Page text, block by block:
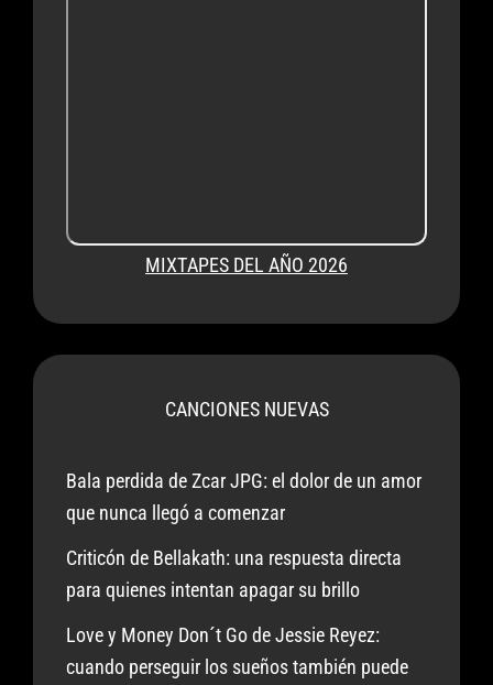
MIXTAPES DEL AÑO 2026
CANCIONES NUEVAS
Bala perdida de Zcar JPG: el dolor de un amor
que nunca llegó a comenzar
Criticón de Bellakath: una respuesta directa
para quienes intentan apagar su brillo
Love y Money Don´t Go de Jessie Reyez:
cuando perseguir los sueños también puede